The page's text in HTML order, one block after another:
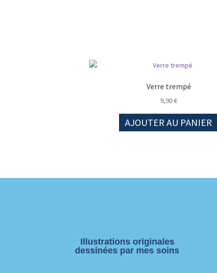
Verre trempé
9,90€
AJOUTER AU PANIER
Illustrations originales
dessinées par mes soins